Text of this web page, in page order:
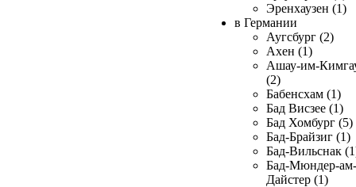
Эренхаузен (1)
в Германии
Аугсбург (2)
Ахен (1)
Ашау-им-
(2)
Бабенсхам (1)
Бад Висзее (1)
Бад Хомбург (5)
Бад-Брайзиг (1)
Бад-Вильснак
Бад-Мюндер-ам-
Дайстер (1)